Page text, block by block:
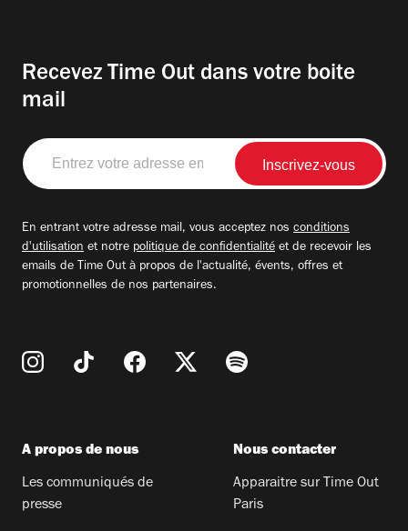
Recevez Time Out dans votre boite
mail
Entrez
votre
adresse
En entrant votre adresse mail, vous acceptez nos conditions
d'utilisation et notre politique de confidentialité et de recevoir les
emails de Time Out à propos de l'actualité, évents, offres et
promotionnelles de nos partenaires.
A propos de nous
Les communiqués de
presse
Nous contacter
Apparaitre sur Time Out
Paris